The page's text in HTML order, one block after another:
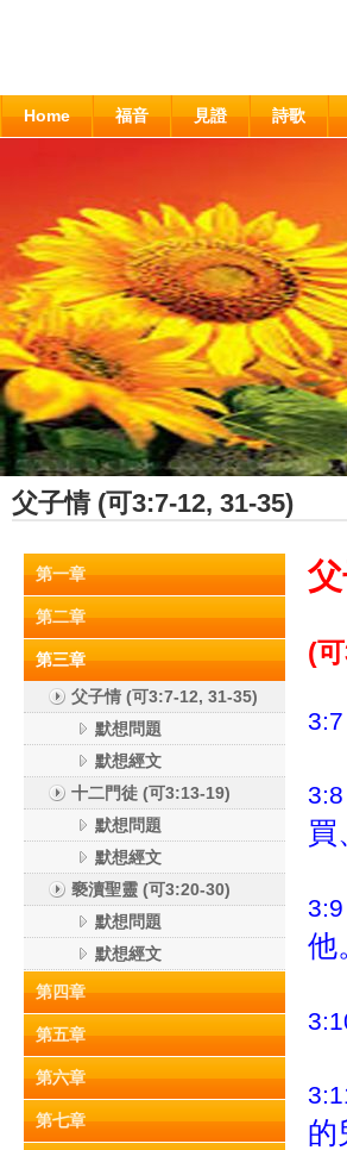
Home 福音 見證 詩歌
父子情 (可3:7-12, 31-35)
第一章
第二章
第三章
父子情 (可3:7-12, 31-35)
默想問題
默想經文
十二門徒 (可3:13-19)
默想問題
默想經文
褻瀆聖靈 (可3:20-30)
默想問題
默想經文
第四章
第五章
第六章
第七章
(
3:7
3:8
買
3:9
他
的